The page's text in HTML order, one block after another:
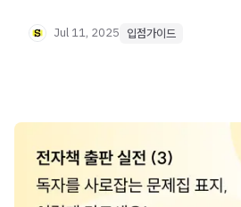
드릴게요.Jul 11, 2025 입점가이드